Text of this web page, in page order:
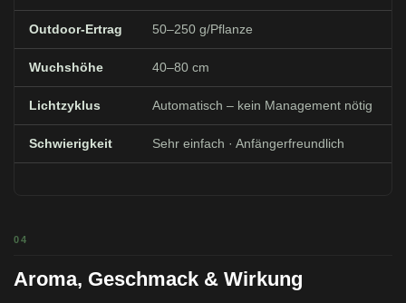
Outdoor-Ertrag 50–250 g/Pflanze
Wuchshöhe 40–80 cm
Lichtzyklus Automatisch – kein Management nötig
Schwierigkeit Sehr einfach · Anfängerfreundlich
04
Aroma, Geschmack & Wirkung